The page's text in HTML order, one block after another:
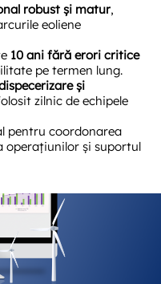
robust și matur,
eoliene
10 ani fără erori critice
pe termen lung.
și
zilnic de echipele
pentru coordonarea
operațiunilor și suportul